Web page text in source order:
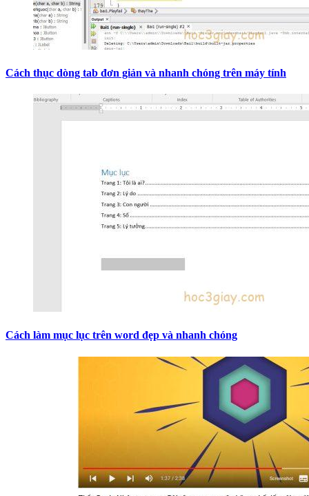
Cách thục dòng tab đơn giản và nhanh chóng trên máy tính
Cách làm mục lục trên word đẹp và nhanh chóng